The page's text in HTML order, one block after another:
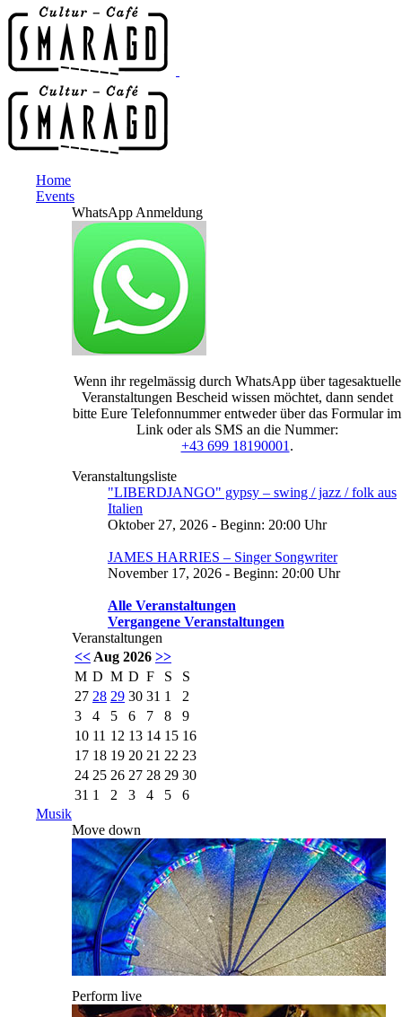
Home
Events
WhatsApp Anmeldung
Wenn ihr regelmässig durch WhatsApp über tagesaktuelle
Veranstaltungen Bescheid wissen möchtet, dann sendet
bitte Eure Telefonnummer entweder über das Formular im
Link oder als SMS an die Nummer:
+43 699 18190001 .
Veranstaltungsliste
"LIBERDJANGO" gypsy – swing / jazz / folk aus
Italien
Oktober 27, 2026 - Beginn: 20:00 Uhr
JAMES HARRIES – Singer Songwriter
November 17, 2026 - Beginn: 20:00 Uhr
Alle Veranstaltungen
Vergangene Veranstaltungen
Veranstaltungen
<< Aug 2026 >>
M D M D F S
S
27 28 29 30 31 1
2
3
4 5 6 7 8
9
10 11 12 13 14 15 16
17 18 19 20 21 22 23
24 25 26 27 28 29 30
31 1 2 3 4 5
6
Musik
Move down
Perform live